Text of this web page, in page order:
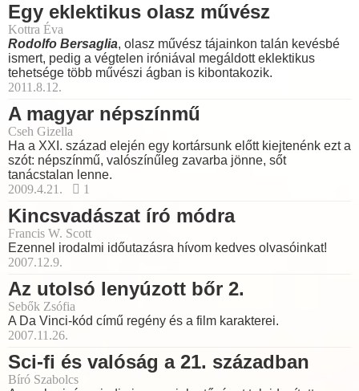
Egy eklektikus olasz művész
Kottra Éva
Rodolfo Bersaglia, olasz művész tájainkon talán kevésbé
ismert, pedig a végtelen iróniával megáldott eklektikus
tehetsége több művészi ágban is kibontakozik.
2011.8.12.
A magyar népszínmű
Cseh Gizella
Ha a XXI. század elején egy kortársunk előtt kiejtenénk ezt a
szót: népszínmű, valószínűleg zavarba jönne, sőt
tanácstalan lenne.
2009.4.21.
1
Kincsvadászat író módra
Francis W. Scott
Ezennel irodalmi időutazásra hívom kedves olvasóinkat!
2007.12.9.
Az utolsó lenyúzott bőr 2.
Sebők Zsófia
A Da Vinci-kód című regény és a film karakterei.
2007.11.26.
Sci-fi és valóság a 21. században
Bíró Szabolcs